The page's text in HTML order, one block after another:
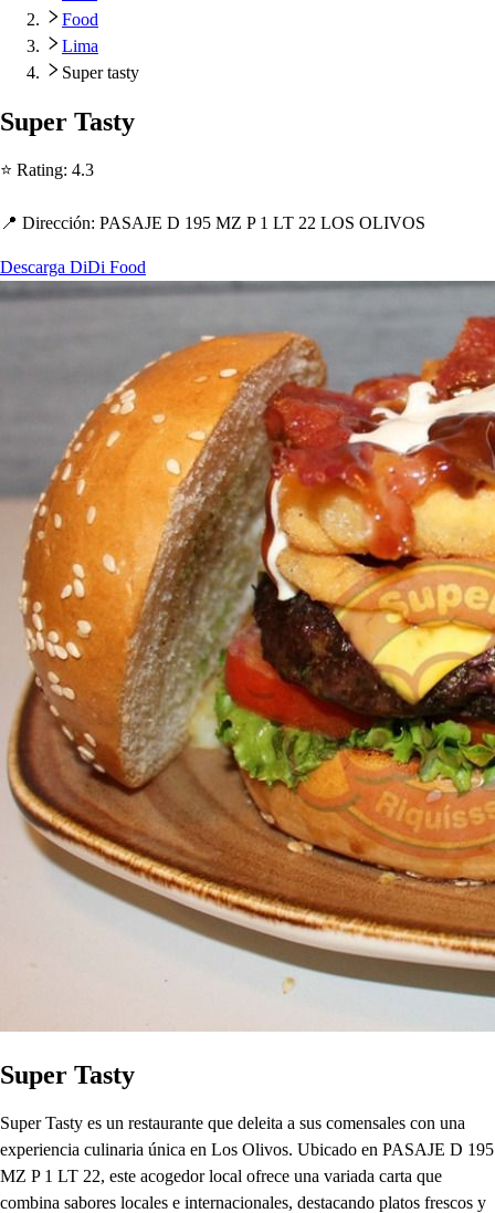
Food
Lima
Super tasty
Super Tasty
⭐ Rating: 4.3
📍 Dirección: PASAJE D 195 MZ P 1 LT 22 LOS OLIVOS
Descarga DiDi Food
Super Tasty
Super Tasty es un restaurante que deleita a sus comensales con una
experiencia culinaria única en Los Olivos. Ubicado en PASAJE D 195
MZ P 1 LT 22, este acogedor local ofrece una variada carta que
combina sabores locales e internacionales, destacando platos frescos y